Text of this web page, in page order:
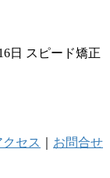
日 スピード矯正
クセス
お問合せ